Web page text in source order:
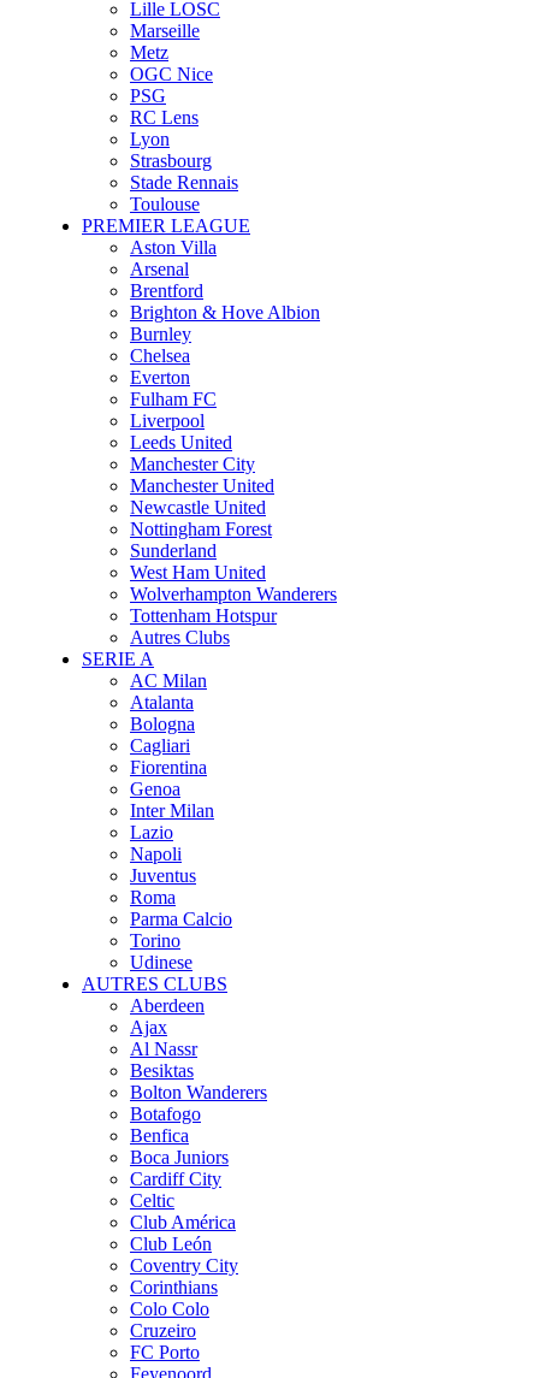
Lille LOSC
Marseille
Metz
OGC Nice
PSG
RC Lens
Lyon
Strasbourg
Stade Rennais
Toulouse
PREMIER LEAGUE
Aston Villa
Arsenal
Brentford
Brighton & Hove Albion
Burnley
Chelsea
Everton
Fulham FC
Liverpool
Leeds United
Manchester City
Manchester United
Newcastle United
Nottingham Forest
Sunderland
West Ham United
Wolverhampton Wanderers
Tottenham Hotspur
Autres Clubs
SERIE A
AC Milan
Atalanta
Bologna
Cagliari
Fiorentina
Genoa
Inter Milan
Lazio
Napoli
Juventus
Roma
Parma Calcio
Torino
Udinese
AUTRES CLUBS
Aberdeen
Ajax
Al Nassr
Besiktas
Bolton Wanderers
Botafogo
Benfica
Boca Juniors
Cardiff City
Celtic
Club América
Club León
Coventry City
Corinthians
Colo Colo
Cruzeiro
FC Porto
Feyenoord